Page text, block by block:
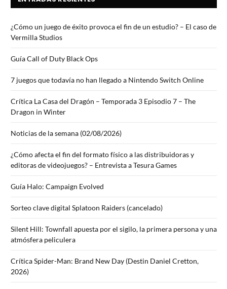
¿Cómo un juego de éxito provoca el fin de un estudio? – El caso de
Vermilla Studios
Guía Call of Duty Black Ops
7 juegos que todavía no han llegado a Nintendo Switch Online
Crítica La Casa del Dragón – Temporada 3 Episodio 7 – The
Dragon in Winter
Noticias de la semana (02/08/2026)
¿Cómo afecta el fin del formato físico a las distribuidoras y
editoras de videojuegos? – Entrevista a Tesura Games
Guía Halo: Campaign Evolved
Sorteo clave digital Splatoon Raiders (cancelado)
Silent Hill: Townfall apuesta por el sigilo, la primera persona y una
atmósfera peliculera
Crítica Spider-Man: Brand New Day (Destin Daniel Cretton,
2026)